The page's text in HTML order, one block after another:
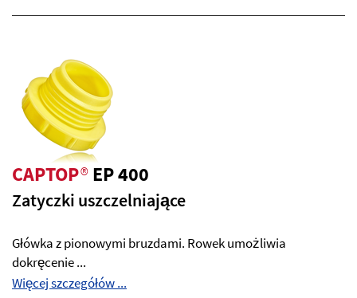
CAPTOP®EP 400
Zatyczki uszczelniające
Główka z pionowymi bruzdami. Rowek umożliwia
dokręcenie ...
Więcej szczegółów ...